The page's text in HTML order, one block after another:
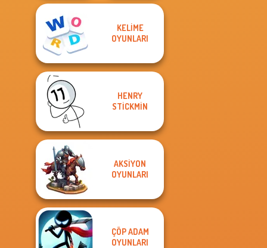
Who Dies Last
KELIME
OYUNLARI
HENRY
STICKMIN
AKSIYON
OYUNLARI
ÇÖP ADAM
OYUNLARI